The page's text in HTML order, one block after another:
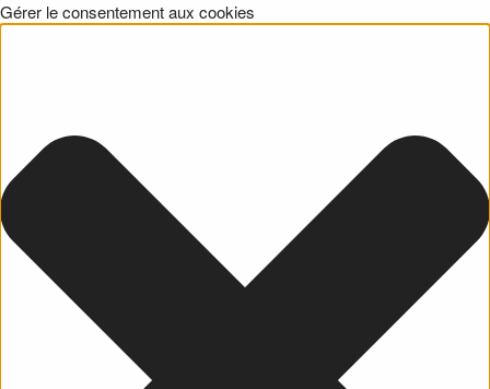
Gérer le consentement aux cookies